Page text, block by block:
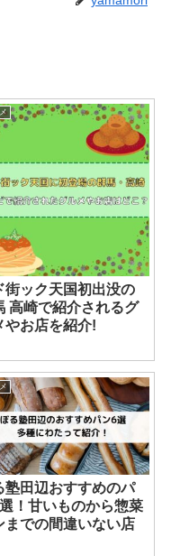
街ック天国初出没の
高崎で紹介されるグ
やお店を紹介!
塾田辺おすすめのパ
！甘いものから惣菜
までの間違いない店